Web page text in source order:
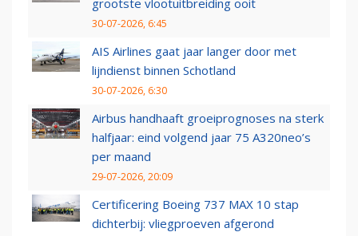
grootste vlootuitbreiding ooit
30-07-2026, 6:45
AIS Airlines gaat jaar langer door met
lijndienst binnen Schotland
30-07-2026, 6:30
Airbus handhaaft groeiprognoses na sterk
halfjaar: eind volgend jaar 75 A320neo’s
per maand
29-07-2026, 20:09
Certificering Boeing 737 MAX 10 stap
dichterbij: vliegproeven afgerond